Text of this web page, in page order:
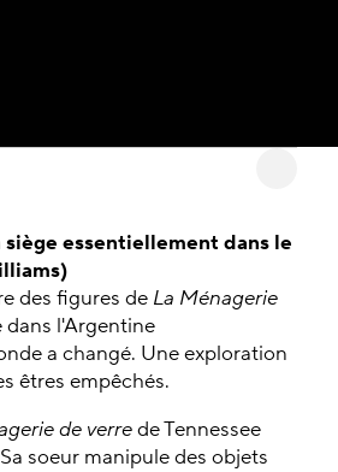
siège essentiellement dans le
des figures de La Ménagerie
dans l'Argentine
a changé. Une exploration
êtres empêchés.
de verrede Tennessee
soeur manipule des objets